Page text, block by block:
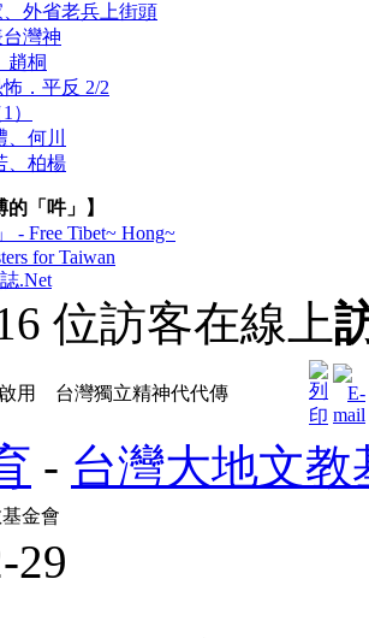
外省老兵上街頭
灣神
趙桐
．平反 2/2
）
何川
、柏楊
的「吽」】
位訪客在線上
啟用 台灣獨立精神代代傳
- 台灣大地文教
金會
29